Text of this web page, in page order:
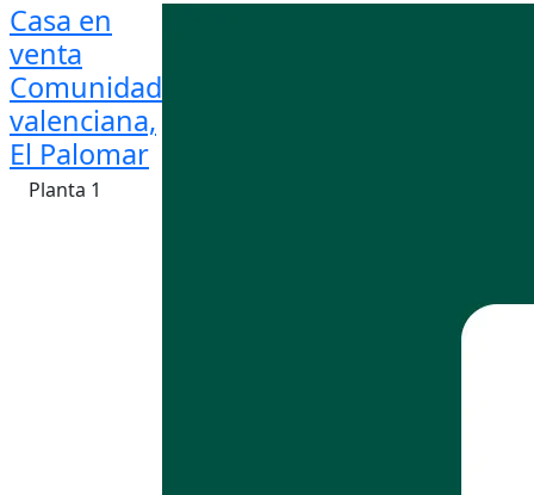
Casa en
venta
Comunidad
valenciana,
El Palomar
Planta 1